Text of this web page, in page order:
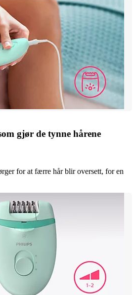
gjør de tynne hårene
for at færre hår blir oversett, for en